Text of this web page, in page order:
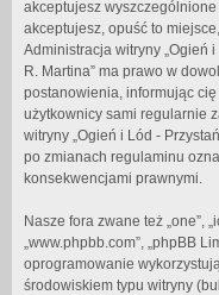
akceptujesz
akceptujesz, opuść to
Administracja witryny „Ogień
R. Martina” ma prawo w
postanowienia, informując
użytkownicy sami regularnie
witryny „Ogień i Lód -
po zmianach regulaminu
konsekwencjami prawnymi.
Nasze fora zwane też „one”,
„www.phpbb.com”, „phpBB
oprogramowanie
środowiskiem typu witryny